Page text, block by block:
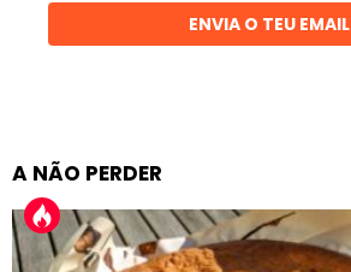
ENVIA O TEU EMAIL
A NÃO PERDER